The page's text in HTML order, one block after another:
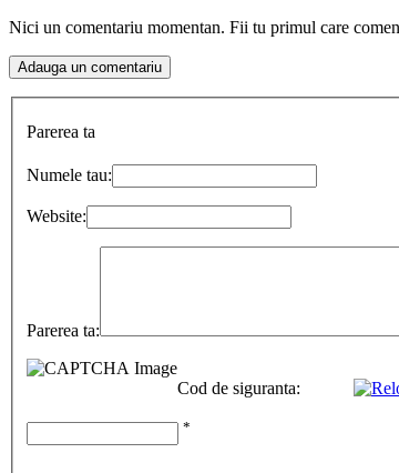
Nici un comentariu momentan. Fii tu primul care
Parerea ta
Numele tau:
Website:
Parerea ta:
Cod de siguranta:
*